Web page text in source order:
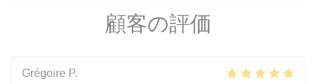
顧客の評価
Grégoire P